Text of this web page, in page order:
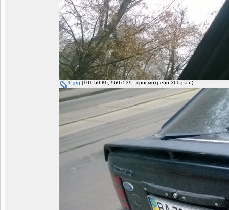
6.jpg (101.59 Кб, 960x539 - просмотрено 360 раз.)